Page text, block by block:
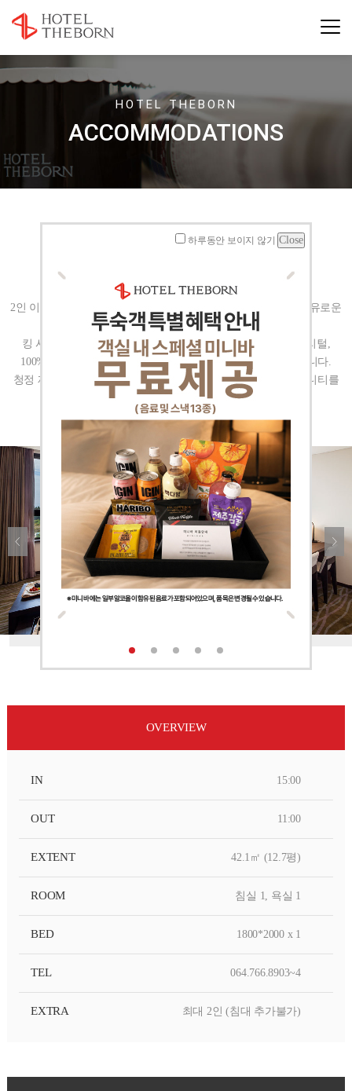
하루동안 보이지 않기
HOTEL THEBORN
ACCOMMODATIONS
JUNIOR SUITE
2인 이하 프리미엄을 선호하는 여행객에게 최선의 선택으로, 여유로운
수납 공간과 Simmons Beautyrest® 의
킹 사이즈 침대 1조가 제공되는 객실입니다. 침구는 100% 오리털,
100% 코튼 소재의 린넨으로 최상의 편안함을 경험할 수 있습니다.
청정 제주의 감귤 추출물을 담은 호텔더본의 특별한 감귤 어메니티를
만나 보세요.
OVERVIEW
IN 15:00
OUT 11:00
EXTENT 42.1㎡ (12.7평)
ROOM 침실 1, 욕실 1
BED 1800*2000 x 1
TEL 064.766.8903~4
EXTRA 최대 2인 (침대 추가불가)